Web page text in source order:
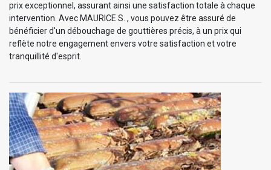
prix exceptionnel, assurant ainsi une satisfaction totale à chaque
intervention. Avec MAURICE S. , vous pouvez être assuré de
bénéficier d'un débouchage de gouttières précis, à un prix qui
reflète notre engagement envers votre satisfaction et votre
tranquillité d'esprit.